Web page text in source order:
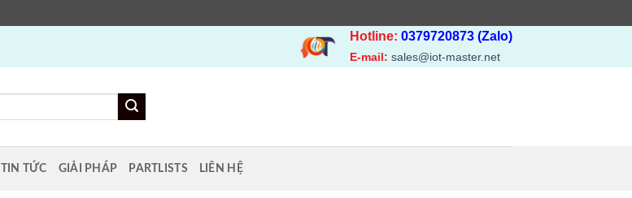
Hotline: 0379720873 (Zalo)
E-mail: sales@iot-master.net
TIN TỨC GIẢI PHÁP PARTLISTS LIÊN HỆ